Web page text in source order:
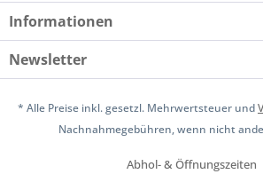
Informationen
Newsletter
* Alle Preise inkl. gesetzl. Mehrwertsteuer und
Nachnahmegebühren, wenn nicht
Abhol- & Öffnungszeiten